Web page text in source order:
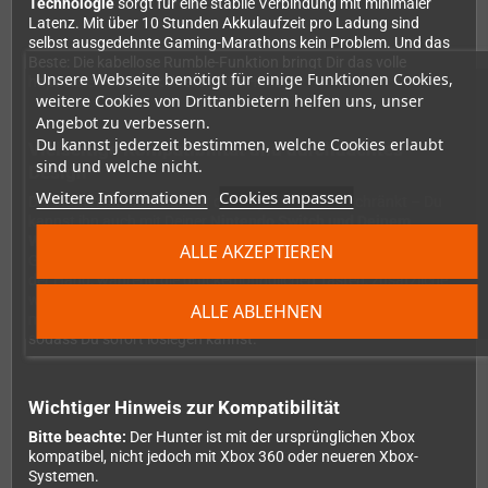
Unsere Webseite benötigt für einige Funktionen Cookies,
weitere Cookies von Drittanbietern helfen uns, unser
Angebot zu verbessern.
Du kannst jederzeit bestimmen, welche Cookies erlaubt
sind und welche nicht.
Weitere Informationen Cookies anpassen
ALLE ABLEHNEN
ALLE AKZEPTIEREN
Technologiesorgt für eine stabile Verbindung mit minimaler
Latenz. Mit über 10 Stunden Akkulaufzeit pro Ladung sind
selbst ausgedehnte Gaming-Marathons kein Problem. Und das
haptische Feedback direkt in die Hände.
Vielseitige Kompatibilität und durchdachtes
Design
Der Hunter ist nicht nur auf die Original-Xbox beschränkt – Du
kannst ihn auch mit DeinerNintendo Switch und Deinem
nutzen. Das ergonomische Design der nächsten
Generation mit strukturierten Premium-Griffen liegt perfekt in
der Hand, während die druckempfindlichen Tasten, zusätzliche
weiße und schwarze Schultertasten sowie das präzise D-Pad Dir
maximale Kontrolle geben. Die Synchronisierung ist kinderleicht,
sodass Du sofort loslegen kannst.
Wichtiger Hinweis zur Kompatibilität
Bitte beachte: Der Hunter ist mit der ursprünglichen Xbox
kompatibel, nicht jedoch mit Xbox 360 oder neueren Xbox-
Systemen.